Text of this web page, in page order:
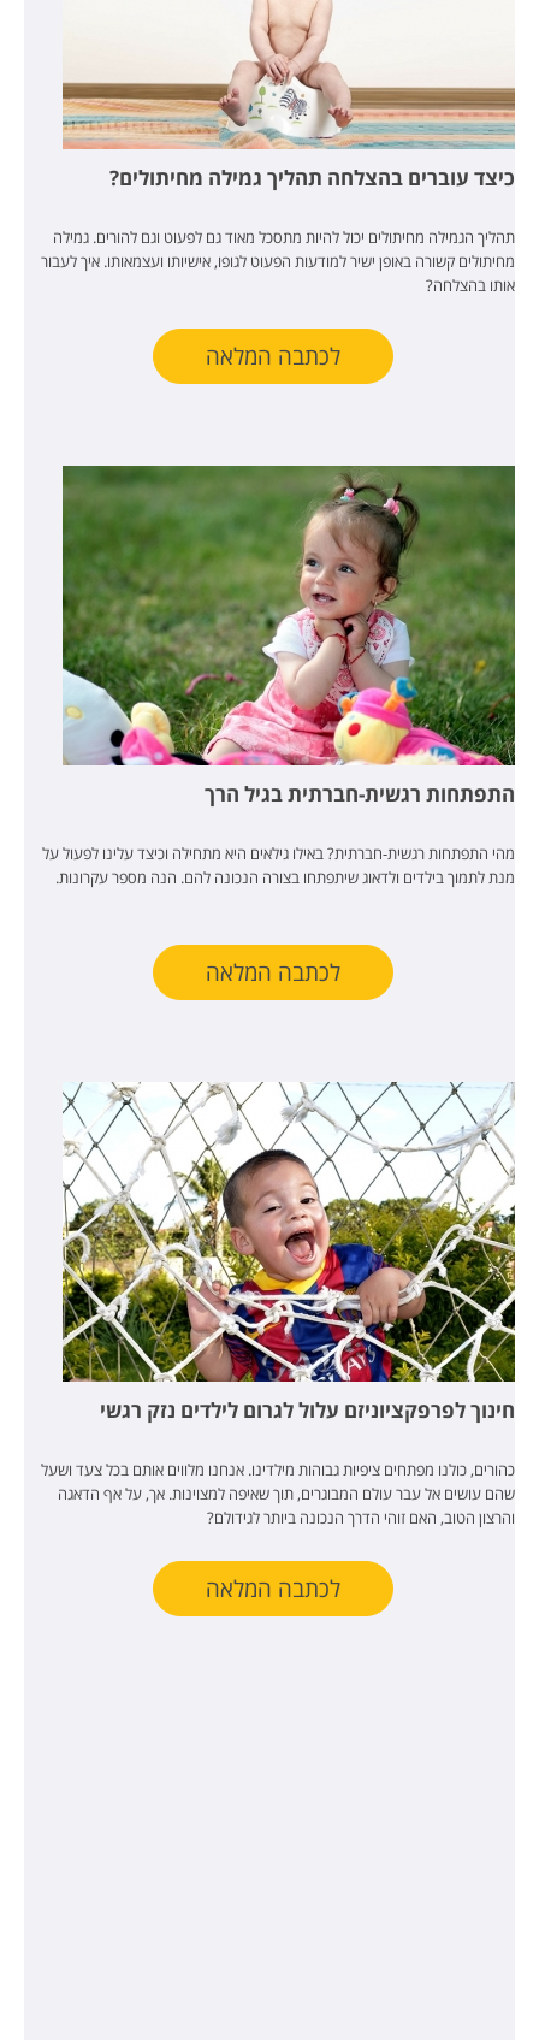
כיצד עוברים בהצלחה תהליך גמילה מחיתולים?
תהליך הגמילה מחיתולים יכול להיות מתסכל מאוד גם לפעוט וגם להורים. גמילה
מחיתולים קשורה באופן ישיר למודעות הפעוט לגופו, אישיותו ועצמאותו. איך לעבור
אותו בהצלחה?
לכתבה המלאה
התפתחות רגשית-חברתית בגיל הרך
מהי התפתחות רגשית-חברתית? באילו גילאים היא מתחילה וכיצד עלינו לפעול על
מנת לתמוך בילדים ולדאוג שיתפתחו בצורה הנכונה להם. הנה מספר עקרונות.
לכתבה המלאה
חינוך לפרפקציוניזם עלול לגרום לילדים נזק רגשי
כהורים, כולנו מפתחים ציפיות גבוהות מילדינו. אנחנו מלווים אותם בכל צעד ושעל
שהם עושים אל עבר עולם המבוגרים, תוך שאיפה למצוינות. אך, על אף הדאגה
והרצון הטוב, האם זוהי הדרך הנכונה ביותר לגידולם?
לכתבה המלאה